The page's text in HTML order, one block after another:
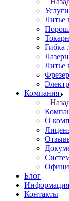
Услуги
Литье
Гибка
Литье
Компания
О
Блог
Информация
Контакты